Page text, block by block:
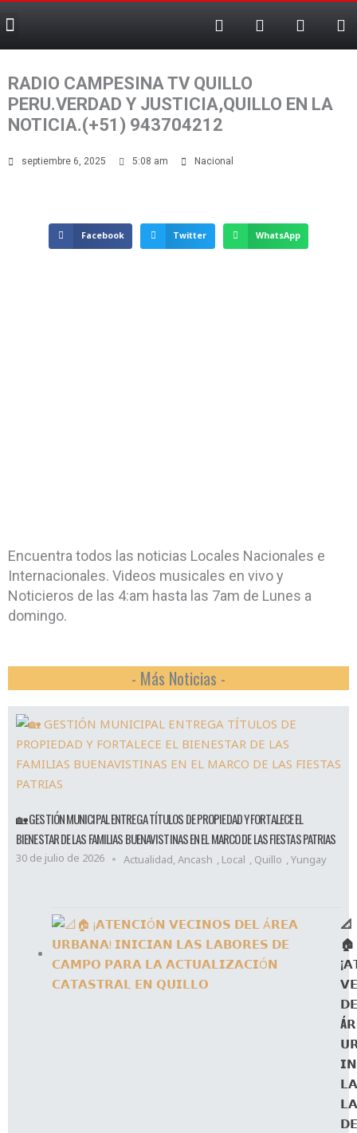
al
contenido
Menu F
a
e
b
o
o
k
-
T
e
e
a
T
i
t
X
-
w
RADIO CAMPESINA TV QUILLO
PERU.VERDAD Y JUSTICIA,QUILLO EN LA
NOTICIA.(+51) 943704212
septiembre 6, 2025 5:08 am Nacional
Facebook Twitter WhatsApp
Encuentra todos las noticias Locales Nacionales e
Internacionales. Videos musicales en vivo y
Noticieros de las 4:am hasta las 7am de Lunes a
domingo.
- Más Noticias -
🏡 GESTIÓN MUNICIPAL ENTREGA TÍTULOS DE PROPIEDAD Y FORTALECE EL
BIENESTAR DE LAS FAMILIAS BUENAVISTINAS EN EL MARCO DE LAS FIESTAS PATRIAS
30 de julio de 2026 Actualidad,Ancash , Local , Quillo ,Yungay
📐
🏠
𝗗𝗘